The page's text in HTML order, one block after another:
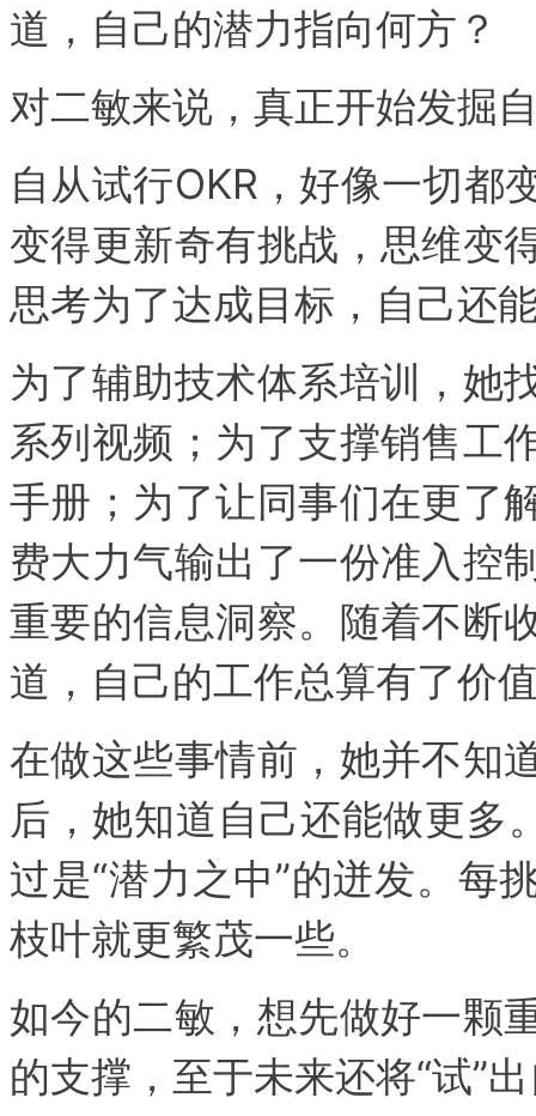
道，自己的潜力指向何方？
对二敏来说，真正开始发掘
自从试行OKR，好像一切都
变得更新奇有挑战，思维变
思考为了达成目标，自己还
为了辅助技术体系培训，她
系列视频；为了支撑销售工
手册；为了让同事们在更了
费大力气输出了一份准入控
重要的信息洞察。随着不断
道，自己的工作总算有了价
在做这些事情前，她并不知
后，她知道自己还能做更多
过是“潜力之中”的迸发。每
枝叶就更繁茂一些。
如今的二敏，想先做好一颗
的支撑，至于未来还将“试”